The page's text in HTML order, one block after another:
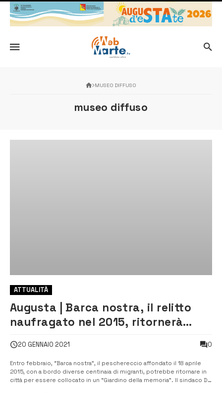
MUSEO DIFFUSO
museo diffuso
ATTUALITÀ
Augusta | Barca nostra, il relitto
naufragato nel 2015, ritornerà
20 GENNAIO 2021 0
Entro febbraio, “Barca nostra”, il peschereccio affondato il 18 aprile
2015, con a bordo diverse centinaia di migranti, potrebbe ritornare in
città per essere collocato in un “Giardino della memoria”. Il sindaco Di